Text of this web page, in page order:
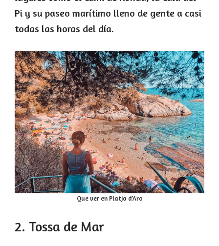
Pi y su paseo marítimo lleno de gente a casi
todas las horas del día.
Que ver en Platja d’Aro
2. Tossa de Mar